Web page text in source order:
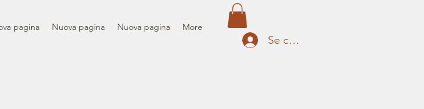
pagina Nuova pagina Nuova pagina More
Se connecter